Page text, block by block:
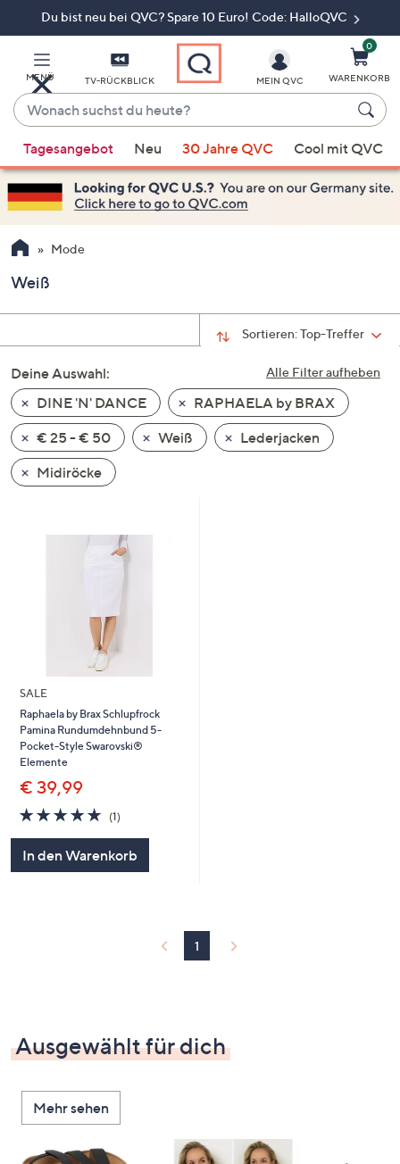
Du bist neu bei QVC? Spare 10 Euro! Code: HalloQVC
MENÜ TV-RÜCKBLICK
Wonach
suchst
du
heute?
Vorschläge
verfügbar
sind,
verwenden
Sie
Pfeiltasten
nach
und
nach
unten
oder
wischen
Sie
auf
anzuzeigen.
MEIN QVC
0
WARENKORB
Tagesangebot Neu 30 Jahre QVC Cool mit QVC
Mode
Weiß
Sortieren:Top-Treffer
Alle Filter aufheben
Deine Auswahl:
DINE 'N' DANCE
RAPHAELA by BRAX
€ 25 - € 50
Weiß
Lederjacken
Midiröcke
SALE
Raphaela by Brax Schlupfrock
Pamina Rundumdehnbund 5-
Pocket-Style Swarovski®
Elemente
€ 39,99
5.0
von
(1)1
In den Warenkorb
1
Ausgewählt für dich
Mehr sehen